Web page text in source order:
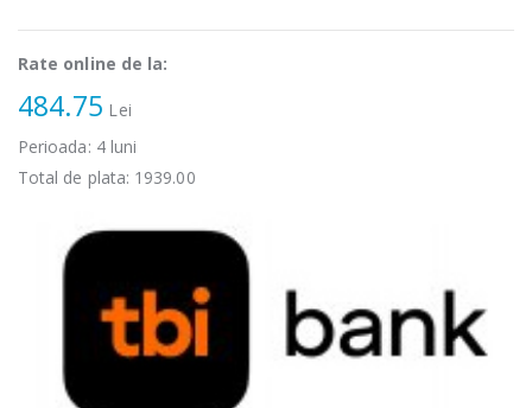
Rate online de la:
484.75 Lei
Perioada: 4luni
Total de plata: 1939.00
-33%
carne
199,00 Lei